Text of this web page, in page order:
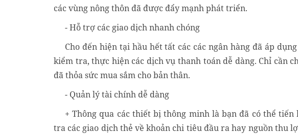
các vùng nông thôn đã được đẩy mạnh phát triển.
- Hỗ trợ các giao dịch nhanh chóng
Cho đến hiện tại hầu hết tất các các ngân hàng đã áp
kiểm tra, thực hiện các dịch vụ thanh toán dễ dàng. Chỉ cần
đã thỏa sức mua sắm cho bản thân.
- Quản lý tài chính dễ dàng
+ Thông qua các thiết bị thông minh là bạn đã có thể
tra các giao dịch thẻ về khoản chi tiêu đầu ra hay nguồn thu